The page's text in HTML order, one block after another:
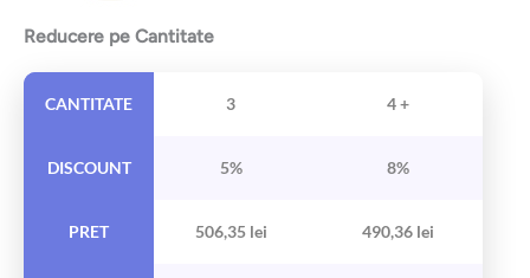
Reducere pe Cantitate
CANTITATE
DISCOUNT
PRET
3 4 +
5% 8%
506,35 lei 490,36 lei